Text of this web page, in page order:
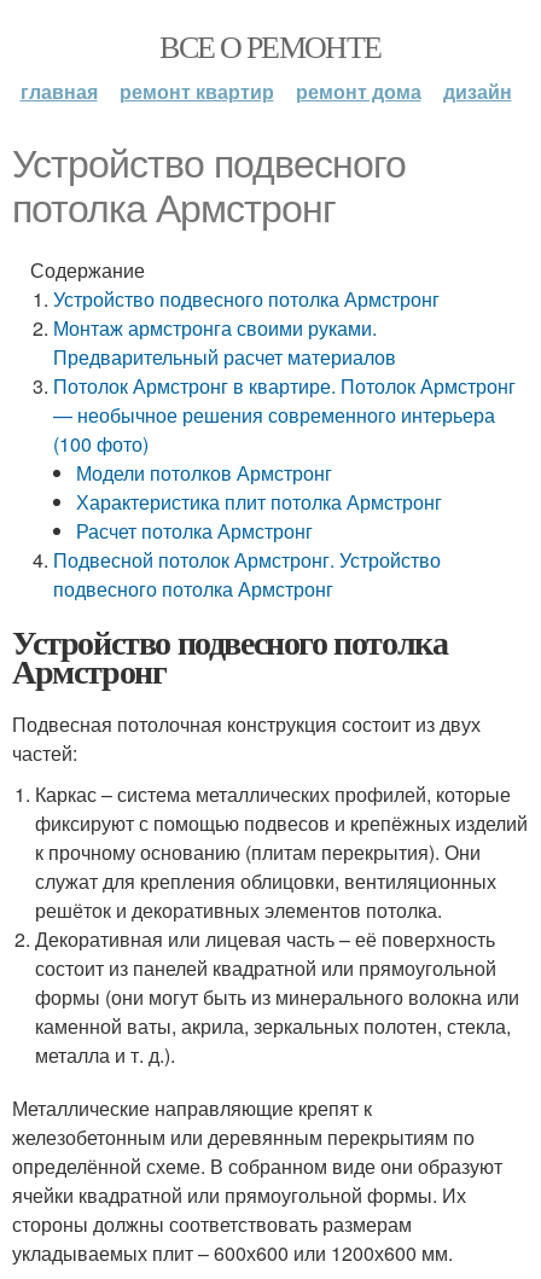
ВСЕ О РЕМОНТЕ
главная ремонт квартир ремонт дома дизайн
Устройство подвесного
потолка Армстронг
Содержание
Устройство подвесного потолка Армстронг
Монтаж армстронга своими руками.
Предварительный расчет материалов
Потолок Армстронг в квартире. Потолок Армстронг
— необычное решения современного интерьера
(100 фото)
Модели потолков Армстронг
Характеристика плит потолка Армстронг
Расчет потолка Армстронг
Подвесной потолок Армстронг. Устройство
подвесного потолка Армстронг
Устройство подвесного потолка
Армстронг
Подвесная потолочная конструкция состоит из двух
частей:
Каркас – система металлических профилей, которые
фиксируют с помощью подвесов и крепёжных изделий
к прочному основанию (плитам перекрытия). Они
служат для крепления облицовки, вентиляционных
решёток и декоративных элементов потолка.
Декоративная или лицевая часть – её поверхность
состоит из панелей квадратной или прямоугольной
формы (они могут быть из минерального волокна или
каменной ваты, акрила, зеркальных полотен, стекла,
металла и т. д.).
Металлические направляющие крепят к
железобетонным или деревянным перекрытиям по
определённой схеме. В собранном виде они образуют
ячейки квадратной или прямоугольной формы. Их
стороны должны соответствовать размерам
укладываемых плит – 600х600 или 1200х600 мм.